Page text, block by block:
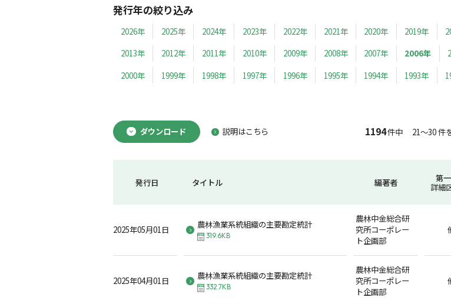
発行年の絞り込み
2026年 2025年 2024年 2023年 2022年 2021年 2020年 2019年
2013年
2012年 2011年 2010年 2009年 2008年 2007年 2006年
2000年
1999年 1998年 1997年 1996年 1995年 1994年 1993年
ダウンロード 説明はこちら 1194件中 21～30 件
発行日 タイトル 編著者
第
詳細
2025年05月01日 農林漁業系統組織の主要勘定統計
319.6KB
農林中金総合研
究所コーポレー
ト企画部
2025年04月01日 農林漁業系統組織の主要勘定統計
332.7KB
農林中金総合研
究所コーポレー
ト企画部